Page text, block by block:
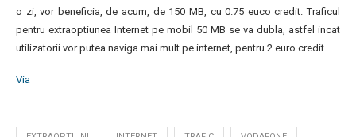
o zi, vor beneficia, de acum, de 150 MB, cu 0.75 euco credit. Traficul
pentru extraoptiunea Internet pe mobil 50 MB se va dubla, astfel incat
utilizatorii vor putea naviga mai mult pe internet, pentru 2 euro credit.
Via